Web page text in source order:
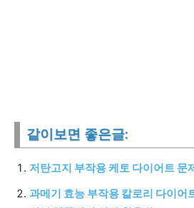
같이보면 좋은글:
저탄고지 부작용 케토 다이어트 문
과메기 효능 부작용 칼로리 다이어